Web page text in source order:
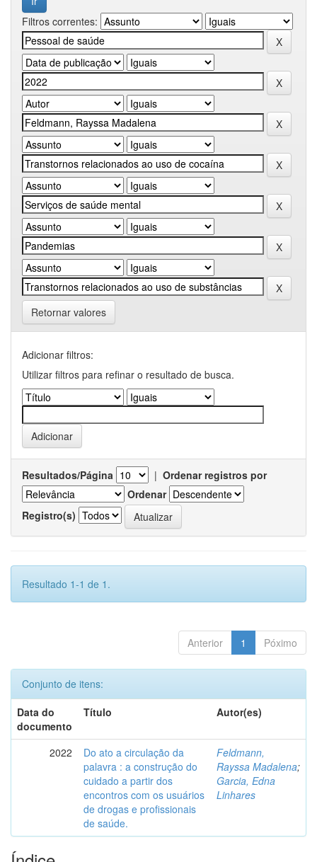
Filtros correntes:
Retornar valores
Adicionar filtros:
Utilizar filtros para refinar o resultado de busca.
Resultados/Página | Ordenar registros por
Ordenar
Registro(s)
Resultado 1-1 de 1.
Anterior 1 Póximo
Conjunto de itens:
Data do
documento
Título Autor(es)
2022
Do ato a circulação da
palavra : a construção do
cuidado a partir dos
encontros com os usuários
de drogas e profissionais
de saúde.
Feldmann,
Rayssa Madalena;
Garcia, Edna
Linhares